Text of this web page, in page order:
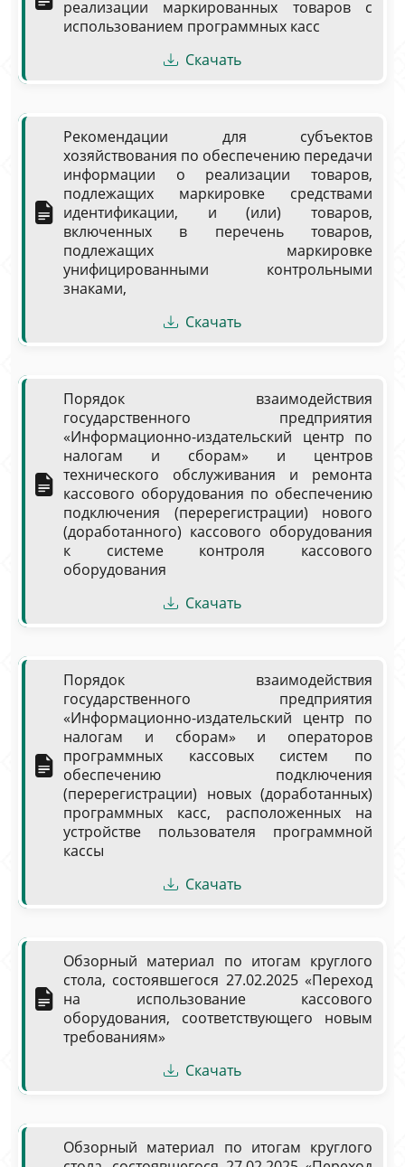
реализации маркированных товаров с
использованием программных касс
Скачать
Рекомендации для субъектов
хозяйствования по обеспечению передачи
информации о реализации товаров,
подлежащих маркировке средствами
идентификации, и (или) товаров,
включенных в перечень товаров,
подлежащих маркировке
унифицированными контрольными
знаками,
Скачать
Порядок взаимодействия
государственного предприятия
«Информационно-издательский центр по
налогам и сборам» и центров
технического обслуживания и ремонта
кассового оборудования по обеспечению
подключения (перерегистрации) нового
(доработанного) кассового оборудования
к системе контроля кассового
оборудования
Скачать
Порядок взаимодействия
государственного предприятия
«Информационно-издательский центр по
налогам и сборам» и операторов
программных кассовых систем по
обеспечению подключения
(перерегистрации) новых (доработанных)
программных касс, расположенных на
устройстве пользователя программной
кассы
Скачать
Обзорный материал по итогам круглого
стола, состоявшегося 27.02.2025 «Переход
на использование кассового
оборудования, соответствующего новым
требованиям»
Скачать
Обзорный материал по итогам круглого